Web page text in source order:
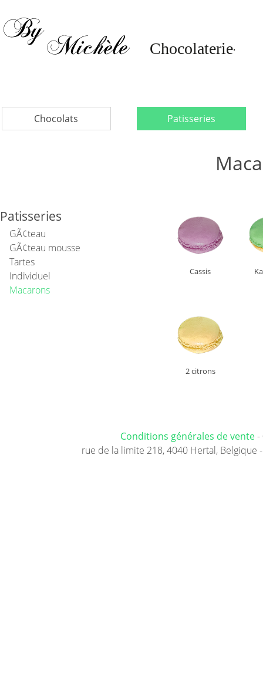
Chocolats Patisseries
Patisseries
GÃ¢teau
GÃ¢teau mousse
Tartes
Individuel
Macarons
Cassis
2 citrons
Conditions générales de vente-
rue de la limite 218, 4040 Hertal, Belgique